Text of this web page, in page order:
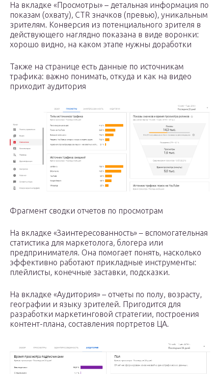
На вкладке «Просмотры» – детальная информация по
показам (охвату), CTR значков (превью), уникальным
зрителям. Конверсия из потенциального зрителя в
действующего наглядно показана в виде воронки:
хорошо видно, на каком этапе нужны доработки
Также на странице есть данные по источникам
трафика: важно понимать, откуда и как на видео
приходит аудитория
Фрагмент сводки отчетов по просмотрам
На вкладке «Заинтересованность» – вспомогательная
статистика для маркетолога, блогера или
предпринимателя. Она помогает понять, насколько
эффективно работают прикладные инструменты:
плейлисты, конечные заставки, подсказки.
На вкладке «Аудитория» – отчеты по полу, возрасту,
географии и языку зрителей. Пригодится для
разработки маркетинговой стратегии, построения
контент-плана, составления портретов ЦА.